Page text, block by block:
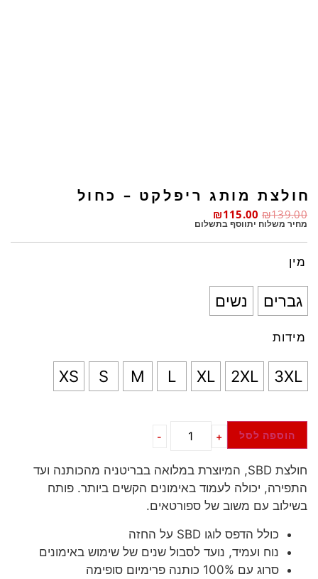
חולצת מותג ריפלקט – כחול
₪139.00
₪115.00
מחיר משלוח יתווסף בתשלום
מין
גברים נשים
מידות
3XL
2XL
XL
L
M
S
XS
+
- הוספה לסל
חולצת SBD, המיוצרת במלואה בבריטניה מהכותנה ועד
התפירה, יכולה לעמוד באימונים הקשים ביותר. פותח
בשילוב עם משוב של ספורטאים.
כולל הדפס לוגו SBD על החזה
נוח ועמיד, נועד לסבול שנים של שימוש באימונים
סרוג עם 100% כותנה פרימיום סופימה